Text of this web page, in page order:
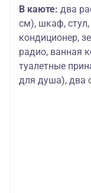
В каюте: два
см), шкаф, стул,
кондиционер,
радио, ванная
туалетные
для душа), два